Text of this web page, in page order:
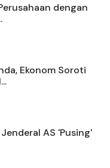
dengan
Ekonom Soroti
AS 'Pusing'